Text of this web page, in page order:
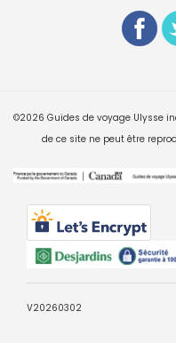
©2026 Guides de voyage Ulysse
de ce site ne peut être
V20260302